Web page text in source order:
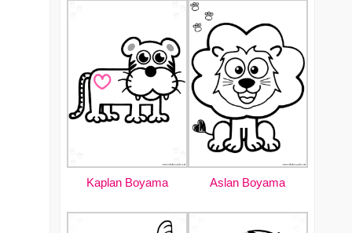
Kaplan Boyama Aslan Boyama